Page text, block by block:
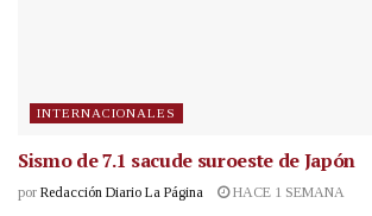
INTERNACIONALES
Sismo de 7.1 sacude suroeste de Japón
por Redacción Diario La Página HACE 1 SEMANA